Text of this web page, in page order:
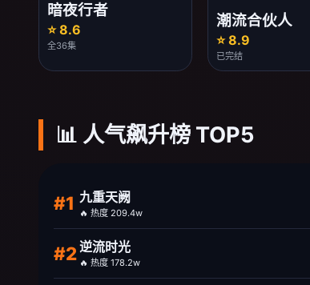
暗夜行者
⭐ 8.6
全36集
潮流合伙人
⭐ 8.9
已完结
📊 人气飙升榜 TOP5
#1 九重天阙
🔥 热度 209.4w
#2逆流时光
🔥 热度 178.2w